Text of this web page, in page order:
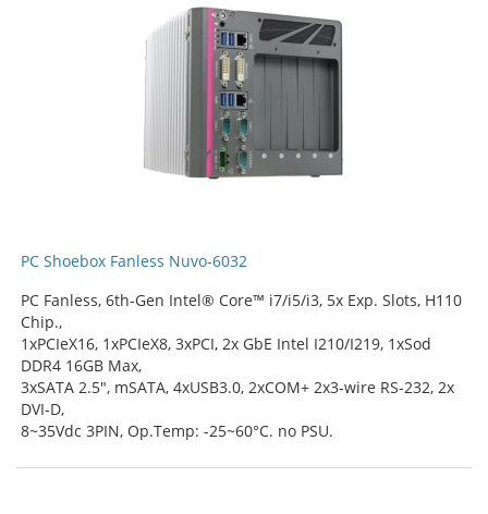
PC Shoebox Fanless Nuvo-6032
PC Fanless, 6th-Gen Intel® Core™ i7/i5/i3, 5x Exp. Slots, H110
Chip.,
1xPCIeX16, 1xPCIeX8, 3xPCI, 2x GbE Intel I210/I219, 1xSod
DDR4 16GB Max,
3xSATA 2.5", mSATA, 4xUSB3.0, 2xCOM+ 2x3-wire RS-232, 2x
DVI-D,
8~35Vdc 3PIN, Op.Temp: -25~60°C. no PSU.